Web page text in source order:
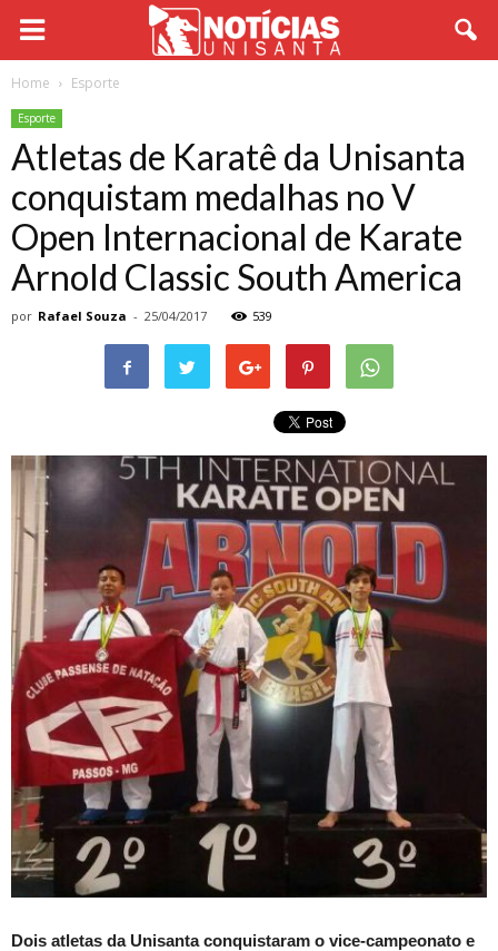
Home Esporte
Esporte
Atletas de Karatê da Unisanta
conquistam medalhas no V
Open Internacional de Karate
Arnold Classic South America
por Rafael Souza - 25/04/2017 539
Dois atletas da Unisanta conquistaram o vice-campeonato e